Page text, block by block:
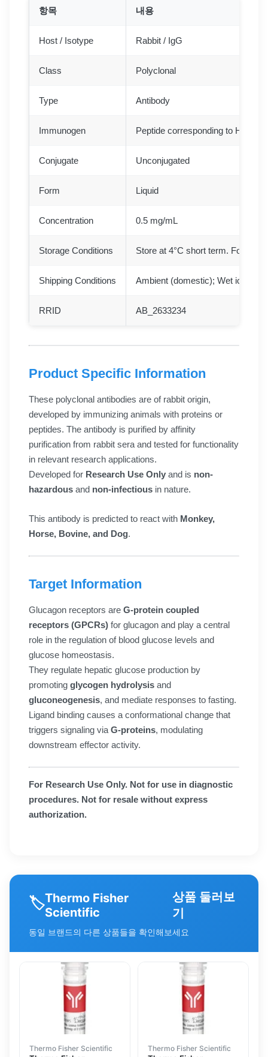
항목 내용
Host / Isotype Rabbit / IgG
Class Polyclonal
Type Antibody
Immunogen Peptide corresponding to Human
Conjugate Unconjugated
Form Liquid
Concentration 0.5 mg/mL
Storage Conditions Store at 4°C short term. For
Shipping Conditions Ambient (domestic); Wet ice
RRID AB_2633234
Product Specific Information
These polyclonal antibodies are of rabbit origin,
developed by immunizing animals with proteins or
peptides. The antibody is purified by affinity
purification from rabbit sera and tested for functionality
in relevant research applications.
Developed for Research Use Only and is non-
hazardous and non-infectious in nature.
This antibody is predicted to react with Monkey,
Horse, Bovine, and Dog.
Target Information
Glucagon receptors are G-protein coupled
receptors (GPCRs) for glucagon and play a central
role in the regulation of blood glucose levels and
glucose homeostasis.
They regulate hepatic glucose production by
promoting glycogen hydrolysis and
gluconeogenesis, and mediate responses to fasting.
Ligand binding causes a conformational change that
triggers signaling via G-proteins, modulating
downstream effector activity.
For Research Use Only. Not for use in diagnostic
procedures. Not for resale without express
authorization.
🏷️Thermo Fisher
Scientific
상품 둘러보
기
동일 브랜드의 다른 상품들을 확인해보세요
Thermo Fisher Scientific Thermo Fisher Scientific